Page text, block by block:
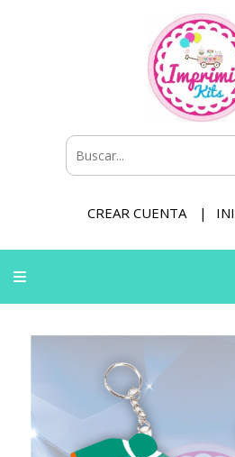
CREAR CUENTA